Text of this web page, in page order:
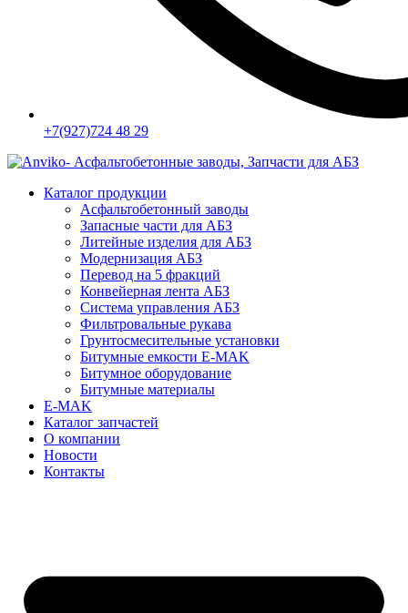
+7(927)724 48 29
Каталог продукции
Асфальтобетонный заводы
Запасные части для АБЗ
Литейные изделия для АБЗ
Модернизация АБЗ
Перевод на 5 фракций
Конвейерная лента АБЗ
Система управления АБЗ
Фильтровальные рукава
Грунтосмесительные установки
Битумные емкости E-MAK
Битумное оборудование
Битумные материалы
E-MAK
Каталог запчастей
О компании
Новости
Контакты